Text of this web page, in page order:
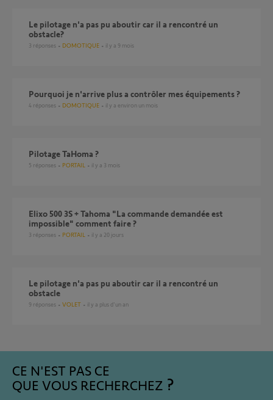
Le pilotage n'a pas pu aboutir car il a rencontré un
obstacle?
3 réponses DOMOTIQUE il y a 9 mois
Pourquoi je n'arrive plus a contrôler mes équipements ?
4 réponses DOMOTIQUE il y a environ un mois
Pilotage TaHoma ?
5 réponses PORTAIL il y a 3 mois
Elixo 500 3S + Tahoma "La commande demandée est
impossible" comment faire ?
3 réponses PORTAIL il y a 20 jours
Le pilotage n'a pas pu aboutir car il a rencontré un
obstacle
9 réponses VOLET il y a plus d'un an
CE N'EST PAS CE
QUE VOUS RECHERCHEZ